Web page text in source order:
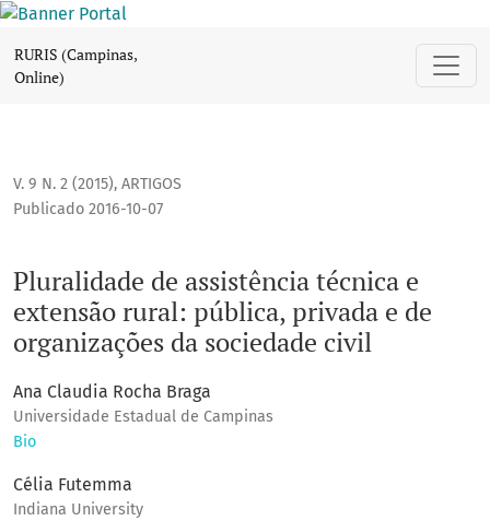
RURIS (Campinas,
Online)
V. 9 N. 2 (2015), ARTIGOS
Pluralidade de assistência técnica e
extensão rural: pública, privada e de
organizações da sociedade civil
Publicado 2016-10-07
Ana Claudia Rocha Braga
Universidade Estadual de Campinas
Bio
Célia Futemma
Indiana University